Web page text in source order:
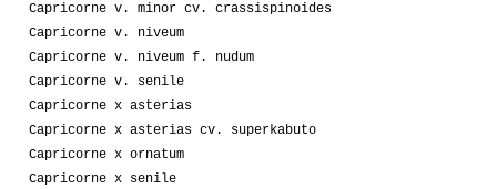
Capricorne v. minor cv. crassispinoides
Capricorne v. niveum
Capricorne v. niveum f. nudum
Capricorne v. senile
Capricorne x asterias
Capricorne x asterias cv. superkabuto
Capricorne x ornatum
Capricorne x senile